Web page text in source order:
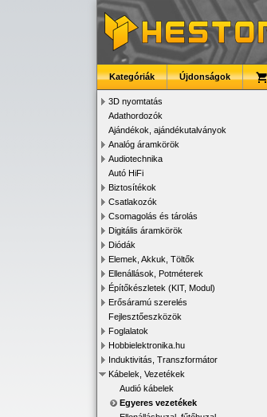
Kategóriák Újdonságok
3D nyomtatás
Adathordozók
Ajándékok, ajándékutalványok
Analóg áramkörök
Audiotechnika
Autó HiFi
Biztosítékok
Csatlakozók
Csomagolás és tárolás
Digitális áramkörök
Diódák
Elemek, Akkuk, Töltők
Ellenállások, Potméterek
Építőkészletek (KIT, Modul)
Erősáramú szerelés
Fejlesztőeszközök
Foglalatok
Hobbielektronika.hu
Induktivitás, Transzformátor
Kábelek, Vezetékek
Audió kábelek
Egyeres vezetékek